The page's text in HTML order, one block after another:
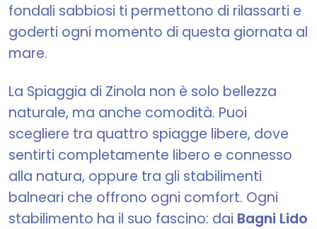
fondali sabbiosi ti permettono di rilassarti e
goderti ogni momento di questa giornata al
mare.
La Spiaggia di Zinola non è solo bellezza
naturale, ma anche comodità. Puoi
scegliere tra quattro spiagge libere, dove
sentirti completamente libero e connesso
alla natura, oppure tra gli stabilimenti
balneari che offrono ogni comfort. Ogni
stabilimento ha il suo fascino: dai Bagni Lido